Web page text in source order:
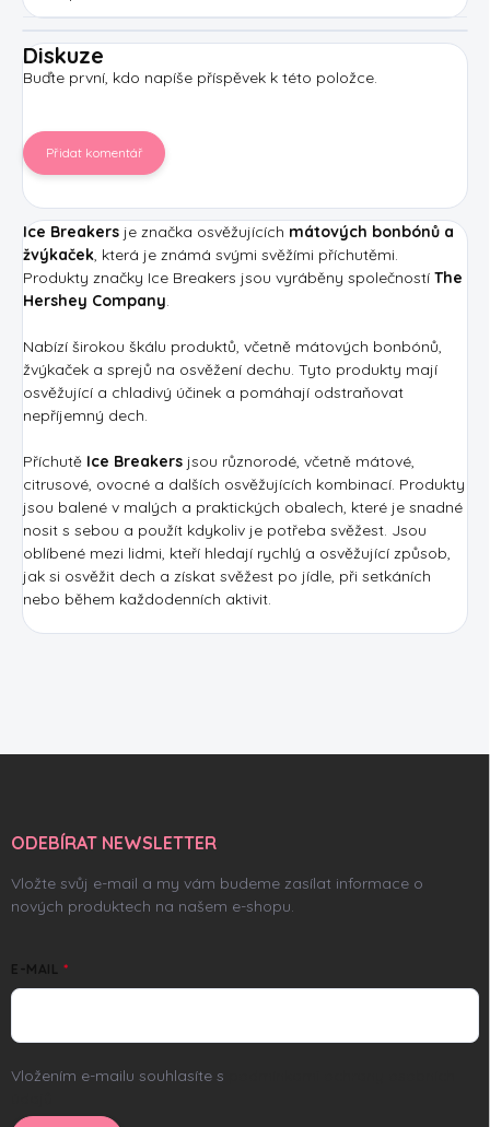
Diskuze
Buďte první, kdo napíše příspěvek k této položce.
Přidat komentář
Ice Breakers je značka osvěžujících mátových bonbónů a
žvýkaček, která je známá svými svěžími příchutěmi.
Produkty značky Ice Breakers jsou vyráběny společností The
Hershey Company.
Nabízí širokou škálu produktů, včetně mátových bonbónů,
žvýkaček a sprejů na osvěžení dechu. Tyto produkty mají
osvěžující a chladivý účinek a pomáhají odstraňovat
nepříjemný dech.
Příchutě Ice Breakers jsou různorodé, včetně mátové,
citrusové, ovocné a dalších osvěžujících kombinací. Produkty
jsou balené v malých a praktických obalech, které je snadné
nosit s sebou a použít kdykoliv je potřeba svěžest. Jsou
oblíbené mezi lidmi, kteří hledají rychlý a osvěžující způsob,
jak si osvěžit dech a získat svěžest po jídle, při setkáních
nebo během každodenních aktivit.
aODEBÍRAT NEWSLETTER
Vložte svůj e-mail a my vám budeme zasílat informace o
nových produktech na našem e-shopu.
E-MAIL
Vložením e-mailu souhlasíte s